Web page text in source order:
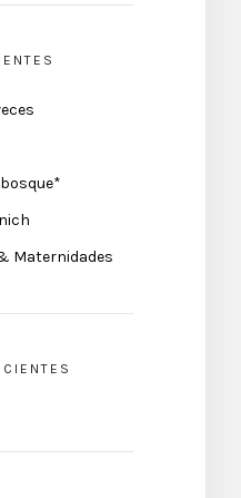
& Maternidades